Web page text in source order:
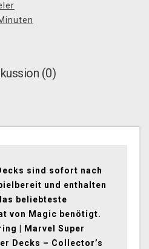
(0)
sind sofort nach
und enthalten
beliebteste
von Magic benötigt.
| Marvel Super
Decks – Collector’s